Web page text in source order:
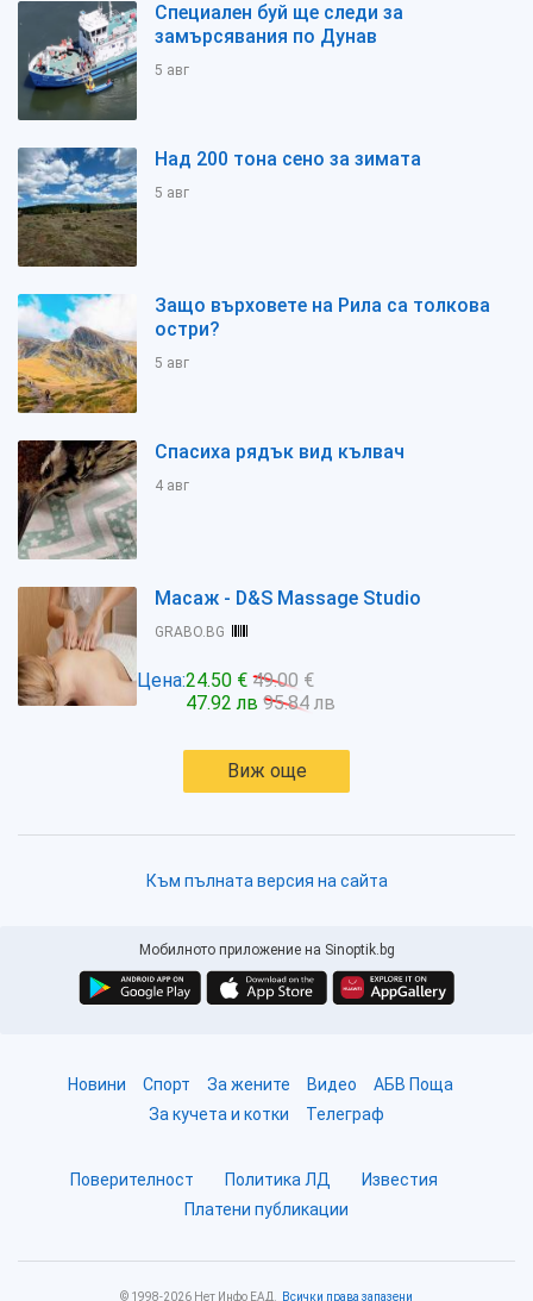
Специален буй ще следи за
замърсявания по Дунав
5 авг
Над 200 тона сено за зимата
5 авг
Защо върховете на Рила са толкова
остри?
5 авг
Спасиха рядък вид кълвач
4 авг
Масаж - D&S Massage Studio
GRABO.BG
Цена:24.50 € 49.00 €
47.92 лв 95.84 лв
Виж още
Към пълната версия на сайта
Мобилното приложение на Sinoptik.bg
Новини Спорт За жените Видео
АБВ Поща
За кучета и котки
Телеграф
Поверителност Политика ЛД
Известия
Платени публикации
© 1998-2026 Нет Инфо ЕАД. Всички права запазени